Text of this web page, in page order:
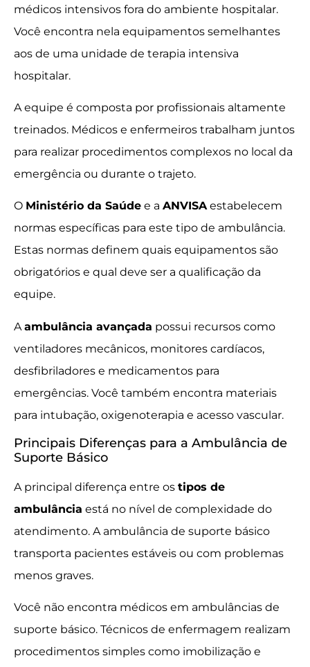
médicos intensivos fora do ambiente hospitalar.
Você encontra nela equipamentos semelhantes
aos de uma unidade de terapia intensiva
hospitalar.
A equipe é composta por profissionais altamente
treinados. Médicos e enfermeiros trabalham juntos
para realizar procedimentos complexos no local da
emergência ou durante o trajeto.
O Ministério da Saúde e a ANVISAestabelecem
normas específicas para este tipo de ambulância.
Estas normas definem quais equipamentos são
obrigatórios e qual deve ser a qualificação da
equipe.
A ambulância avançada possui recursos como
ventiladores mecânicos, monitores cardíacos,
desfibriladores e medicamentos para
emergências. Você também encontra materiais
para intubação, oxigenoterapia e acesso vascular.
Principais Diferenças para a Ambulância de
Suporte Básico
A principal diferença entre os tipos de
ambulância está no nível de complexidade do
atendimento. A ambulância de suporte básico
transporta pacientes estáveis ou com problemas
menos graves.
Você não encontra médicos em ambulâncias de
suporte básico. Técnicos de enfermagem realizam
procedimentos simples como imobilização e